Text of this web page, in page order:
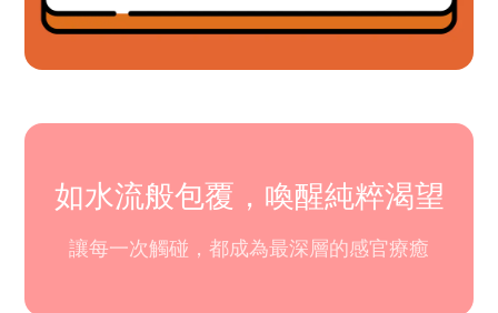
如水流般包覆，喚醒純粹渴望
讓每一次觸碰，都成為最深層的感官療癒